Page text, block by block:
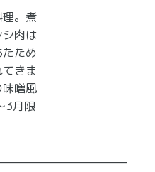
。煮
肉は
ため
きま
噌風
3月限